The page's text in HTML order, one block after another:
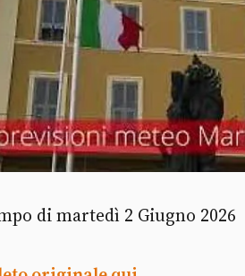
di martedì 2 Giugno 2026